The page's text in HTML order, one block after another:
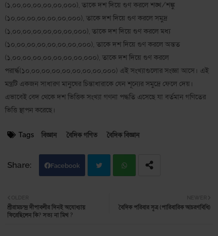
(১,০০,০০,০০,০০,০০,০০০), তাকে দশ দিয়ে গুণ করলে শঙ্খ/শঙ্কু
(১০,০০,০০,০০,০০,০০,০০০), তাকে দশ দিয়ে গুণ করলে সমুদ্র
(১,০০,০০,০০,০০,০০,০০,০০০), তাকে দশ দিয়ে গুণ করলে মধ্য
(১০,০০,০০,০০,০০,০০,০০,০০০), তাকে দশ দিয়ে গুণ করলে অন্তত
(১,০০,০০,০০,০০,০০,০০,০০,০০০), তাকে দশ দিয়ে গুণ করলে
পরার্দ্ধ(১০,০০,০০,০০,০০,০০,০০,০০,০০০) এই সংখ্যাগুলোর সংজ্ঞা আসে। এই
মন্ত্রটি একজন সাধারণ মানুষের চিন্তাধারাকে যেন শূন্যের সমুদ্রে ফেলে দেয়।
এভাবেই বেদ থেকে দশ ভিত্তিক সংখ্যা গণনা পদ্ধতি এসেছে যা বর্তমান গণিতের
ভিত্তি স্থাপন করেছে।
Tags বিজ্ঞান বৈদিক গণিত বৈদিক বিজ্ঞান
Facebook
atsa
বৈদিক পরিবার সূত্র (পারিবারিক আচরণবিধি)
শ্রীরামচন্দ্র দীপাবলীর দিনই অযোধ্যায়
ফিরেছিলেন কি? সত্য না মিথ ?